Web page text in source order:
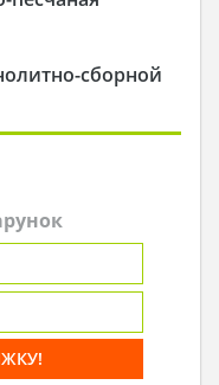
сборной